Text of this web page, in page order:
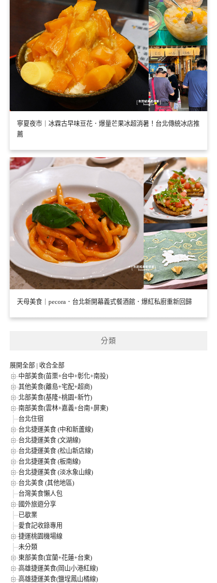
寧夏夜市｜冰霖古早味豆花．爆量芒果冰超消暑！台北傳統冰店推
薦
天母美食｜pecora．台北新開幕義式餐酒館．爆紅私廚重新回歸
分類
展開全部 | 收合全部
中部美食(苗栗+台中+彰化+南投)
其他美食(離島+宅配+超商)
北部美食(基隆+桃園+新竹)
南部美食(雲林+嘉義+台南+屏東)
台北住宿
台北捷運美食 (中和新蘆線)
台北捷運美食 (文湖線)
台北捷運美食 (松山新店線)
台北捷運美食 (板南線)
台北捷運美食 (淡水象山線)
台北美食 (其他地區)
台灣美食懶人包
國外旅遊分享
已歇業
愛食記收錄專用
捷運桃園機場線
未分類
東部美食(宜蘭+花蓮+台東)
高雄捷運美食(岡山小港紅線)
高雄捷運美食(鹽埕鳳山橘線)